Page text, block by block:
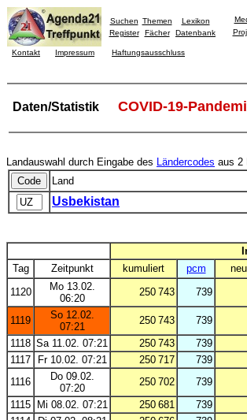
Suchen Themen
Lexikon
Register
Fächer Datenbank
Kontakt Impressum Haftungsausschluss
Daten/Statistik COVID-19-
Landauswahl durch Eingabe des Ländercodes aus 2
Land
Usbekistan
Tag
Zeitpunkt kumuliert pcm neu
1120
Mo 13.02.
06:20
250 743 739
1119
So 12.02.
07:21
250 743 739
1118 Sa 11.02. 07:21 250 743 739
1117
Fr 10.02. 07:21 250 717 739
1116
Do 09.02.
07:20
250 702 739
1115
Mi 08.02. 07:21 250 681 739